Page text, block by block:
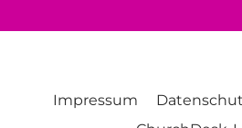
Impressum